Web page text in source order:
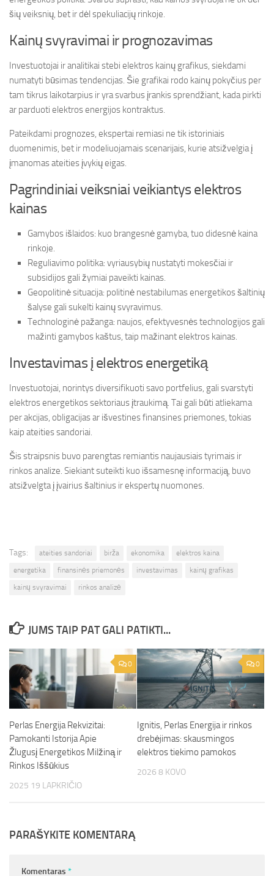
šių veiksnių, bet ir dėl spekuliacijų rinkoje.
Kainų svyravimai ir prognozavimas
Investuotojai ir analitikai stebi elektros kainų grafikus, siekdami
numatyti būsimas tendencijas. Šie grafikai rodo kainų pokyčius per
tam tikrus laikotarpius ir yra svarbus įrankis sprendžiant, kada pirkti
ar parduoti elektros energijos kontraktus.
Pateikdami prognozes, ekspertai remiasi ne tik istoriniais
duomenimis, bet ir modeliuojamais scenarijais, kurie atsižvelgia į
įmanomas ateities įvykių eigas.
Pagrindiniai veiksniai veikiantys elektros
kainas
Gamybos išlaidos: kuo brangesnė gamyba, tuo didesnė kaina
rinkoje.
Reguliavimo politika: vyriausybių nustatyti mokesčiai ir
subsidijos gali žymiai paveikti kainas.
Geopolitinė situacija: politinė nestabilumas energetikos šaltinių
šalyse gali sukelti kainų svyravimus.
Technologinė pažanga: naujos, efektyvesnės technologijos gali
mažinti gamybos kaštus, taip mažinant elektros kainas.
Investavimas į elektros energetiką
Investuotojai, norintys diversifikuoti savo portfelius, gali svarstyti
elektros energetikos sektoriaus įtraukimą. Tai gali būti atliekama
per akcijas, obligacijas ar išvestines finansines priemones, tokias
kaip ateities sandoriai.
Šis straipsnis buvo parengtas remiantis naujausiais tyrimais ir
rinkos analize. Siekiant suteikti kuo išsamesnę informaciją, buvo
atsižvelgta į įvairius šaltinius ir ekspertų nuomones.
Tags: ateities sandoriai birža ekonomika
elektros kaina
energetika
finansinės priemonės investavimas
kainų grafikas
kainų svyravimai
rinkos analizė
JUMS TAIP PAT GALI PATIKTI...
0
Perlas Energija Rekvizitai:
Pamokanti Istorija Apie
Žlugusį Energetikos Milžiną ir
Rinkos Iššūkius
2025 19 LAPKRIČIO
0
Ignitis, Perlas Energija ir rinkos
drebėjimas: skausmingos
elektros tiekimo pamokos
2026 8 KOVO
PARAŠYKITE KOMENTARĄ
Komentaras *